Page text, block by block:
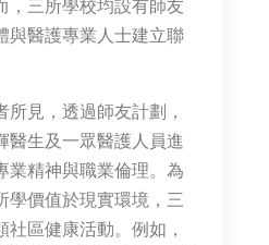
，三所學校均設有師友
與醫護專業人士建立聯
見，透過師友計劃，
醫生及一眾醫護人員進
業精神與職業倫理。為
學價值於現實環境，三
社區健康活動。例如，